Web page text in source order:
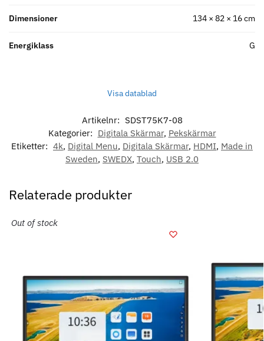
Dimensioner 134 × 82 × 16 cm
Energiklass G
Visa datablad
Artikelnr: SDST75K7-08
Kategorier: Digitala Skärmar, Pekskärmar
Etiketter: 4k, Digital Menu, Digitala Skärmar, HDMI, Made in
Sweden, SWEDX, Touch, USB 2.0
Relaterade produkter
Out of stock